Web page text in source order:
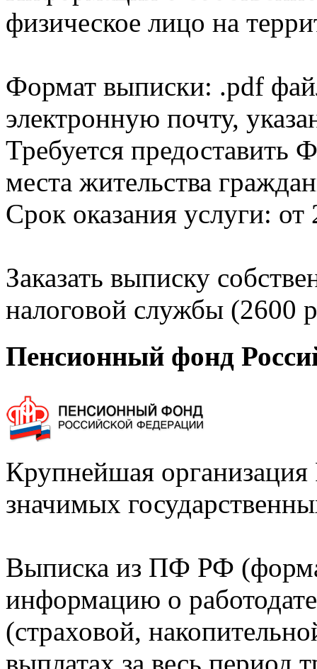
физическое лицо на
Формат выписки: .pdf
электронную почту,
Требуется
места жительства
Срок оказания услуги: от
Заказать выписку
налоговой службы (2600
Пенсионный фонд
Крупнейшая
значимых
Выписка из ПФ РФ
информацию о
(страховой,
выплатах за весь период